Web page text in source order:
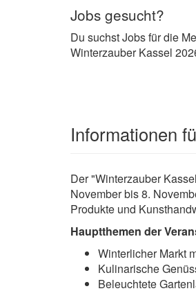
Jobs gesucht?
Du suchst Jobs für die
Winterzauber Kassel
Informationen
Der "Winterzauber
November bis 8.
Produkte und
Hauptthemen der
Winterlicher Markt
Kulinarische
Beleuchtete